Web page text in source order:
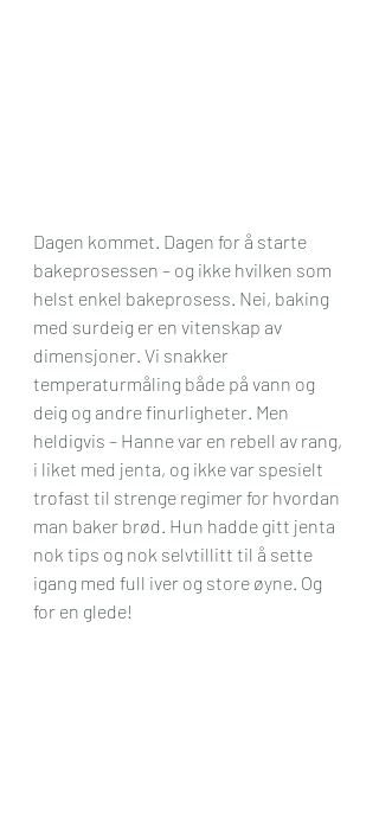
Dagen kommet. Dagen for å starte
bakeprosessen – og ikke hvilken som
helst enkel bakeprosess. Nei, baking
med surdeig er en vitenskap av
dimensjoner. Vi snakker
temperaturmåling både på vann og
deig og andre finurligheter. Men
heldigvis – Hanne var en rebell av rang,
i liket med jenta, og ikke var spesielt
trofast til strenge regimer for hvordan
man baker brød. Hun hadde gitt jenta
nok tips og nok selvtillitt til å sette
igang med full iver og store øyne. Og
for en glede!